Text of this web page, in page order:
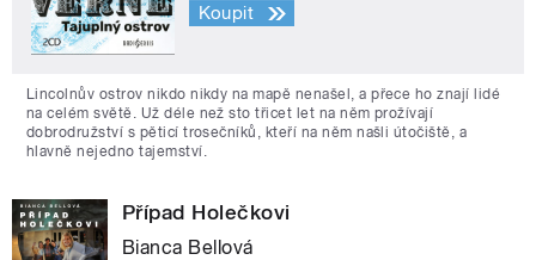
Koupit
Lincolnův ostrov nikdo nikdy na mapě nenašel, a přece ho znají lidé
na celém světě. Už déle než sto třicet let na něm prožívají
dobrodružství s pěticí trosečníků, kteří na něm našli útočiště, a
hlavně nejedno tajemství.
Případ Holečkovi
Bianca Bellová